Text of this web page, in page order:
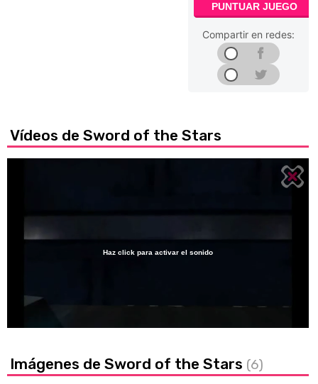
PUNTUAR JUEGO
Compartir en redes:
Vídeos de Sword of the Stars
Unmute /
Haz click para activar el sonido
Imágenes de Sword of the Stars (6)